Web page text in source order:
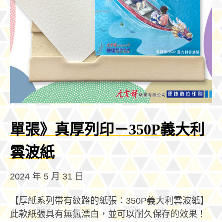
單張》真厚列印－350P義大利
雲波紙
2024 年 5 月 31 日
【厚紙系列帶有紋路的紙張：350P義大利雲波紙】
此款紙張具有無氯漂白，並可以耐久保存的效果！